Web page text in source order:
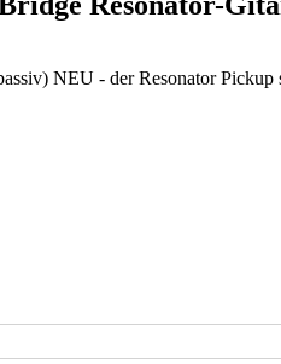
NEU - der Resonator Pickup